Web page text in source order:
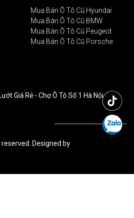
Mua Bán Ô Tô Cũ Hyundai
Mua Bán Ô Tô Cũ BMW
Mua Bán Ô Tô Cũ Peugeot
Mua Bán Ô Tô Cũ Porsche
Giá Rẻ - Chợ Ô Tô Số 1 Hà Nội
Designed by